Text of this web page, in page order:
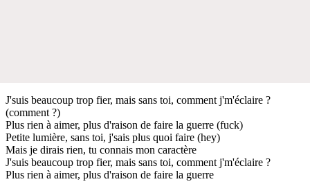
J'suis beaucoup trop fier, mais sans toi, comment j'm'éclaire ?
(comment ?)
Plus rien à aimer, plus d'raison de faire la guerre (fuck)
Petite lumière, sans toi, j'sais plus quoi faire (hey)
Mais je dirais rien, tu connais mon caractère
J'suis beaucoup trop fier, mais sans toi, comment j'm'éclaire ?
Plus rien à aimer, plus d'raison de faire la guerre